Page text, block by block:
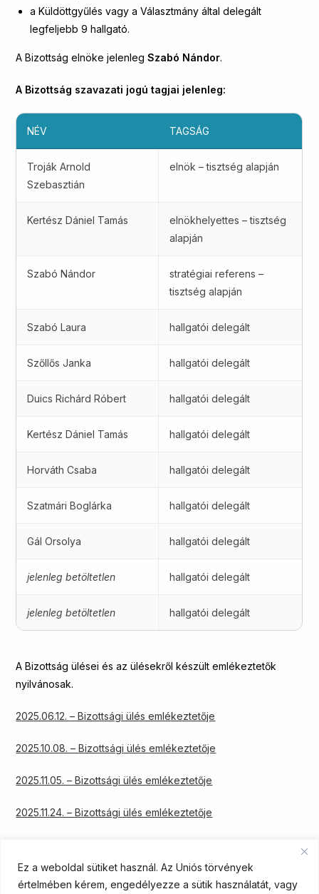
Ez a weboldal sütiket használ. Az Uniós törvények
értelmében kérem, engedélyezze a sütik használatát, vagy
a Küldöttgyűlés vagy a Választmány által delegált
legfeljebb 9 hallgató.
A Bizottság elnöke jelenlegSzabó Nándor.
A Bizottság szavazati jogú tagjai jelenleg:
NÉV TAGSÁG
Troják Arnold
Szebasztián
elnök – tisztség alapján
Kertész Dániel Tamás
elnökhelyettes – tisztség
alapján
Szabó Nándor
stratégiai referens –
tisztség alapján
Szabó Laura hallgatói delegált
Szőllős Janka hallgatói delegált
Duics Richárd Róbert hallgatói delegált
Kertész Dániel Tamás hallgatói delegált
Horváth Csaba hallgatói delegált
Szatmári Boglárka hallgatói delegált
Gál Orsolya hallgatói delegált
jelenleg betöltetlen hallgatói delegált
jelenleg betöltetlen hallgatói delegált
A Bizottság ülései és az ülésekről készült emlékeztetők
nyilvánosak.
2025.06.12. – Bizottsági ülés emlékeztetője
2025.10.08. – Bizottsági ülés emlékeztetője
2025.11.05. – Bizottsági ülés emlékeztetője
2025.11.24. – Bizottsági ülés emlékeztetője